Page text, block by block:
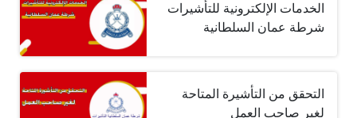
الخدمات الإلكترونية للتأشيرات
شرطة عمان السلطانية
التحقق من التأشيرة المتاحة
لغير صاحب العمل